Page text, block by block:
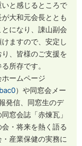
と感じるところで
大和元会長ととも
になり、諌山副会
ますので、安定し
、皆様のご支援を
所存です。
ームページ
）や同窓会メー
発信、同窓生のデ
窓会誌「赤煉瓦」
・将来を熱く語る
産業保健の実務に